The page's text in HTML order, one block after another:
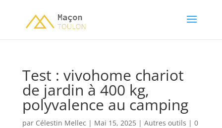
Test : vivohome chariot
de jardin à 400 kg,
polyvalence au camping
par Célestin Mellec | Mai 15, 2025| Autres outils | 0